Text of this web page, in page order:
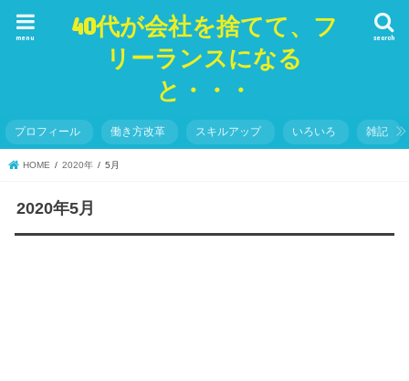
40代が会社を捨てて、フ
リーランスになる
と・・・
search
menu
プロフィール 働き方改革 スキルアップ いろいろ 雑記
HOME 2020年 5月
2020年5月